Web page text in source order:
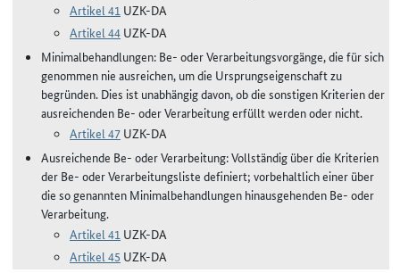
Artikel 41 UZK-DA
Artikel 44 UZK-DA
Minimalbehandlungen: Be- oder Verarbeitungsvorgänge, die für sich
genommen nie ausreichen, um die Ursprungseigenschaft zu
begründen. Dies ist unabhängig davon, ob die sonstigen Kriterien der
ausreichenden Be- oder Verarbeitung erfüllt werden oder nicht.
Artikel 47 UZK-DA
Ausreichende Be- oder Verarbeitung: Vollständig über die Kriterien
der Be- oder Verarbeitungsliste definiert; vorbehaltlich einer über
die so genannten Minimalbehandlungen hinausgehenden Be- oder
Verarbeitung.
Artikel 41 UZK-DA
Artikel 45 UZK-DA